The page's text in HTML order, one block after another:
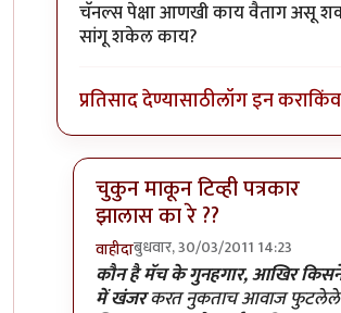
चॅनल्स पेक्षा आणखी काय वैताग असू
सांगू शकेल काय?
प्रतिसाद देण्यासाठीलॉग इन करा
चुकुन माकून टिव्ही पत्रकार
झालास का रे ??
वाहीदाबुधवार, 30/03/2011 14:23
In reply to>>>>एवढा हाईप करुन
कौन है मॅच के गुनहगार, आखिर
में खंजरकरत नुकताच आवाज